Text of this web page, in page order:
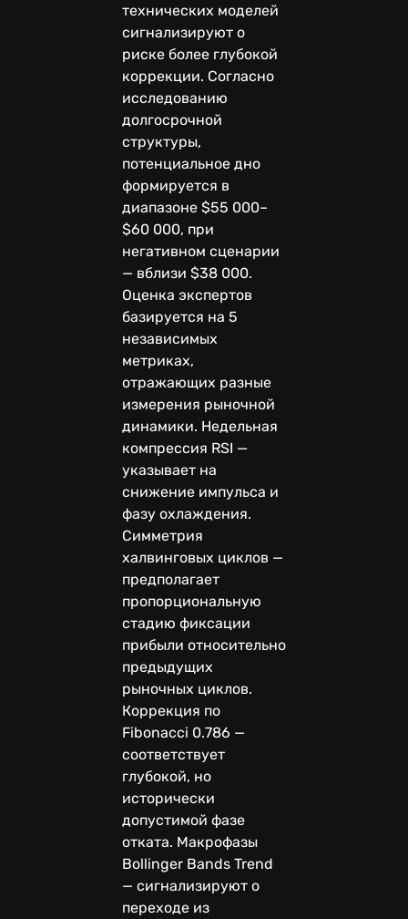
технических моделей
сигнализируют о
риске более глубокой
коррекции. Согласно
исследованию
долгосрочной
структуры,
потенциальное дно
формируется в
диапазоне $55 000–
$60 000, при
негативном сценарии
— вблизи $38 000.
Оценка экспертов
базируется на 5
независимых
метриках,
отражающих разные
измерения рыночной
динамики. Недельная
компрессия RSI —
указывает на
снижение импульса и
фазу охлаждения.
Симметрия
халвинговых циклов —
предполагает
пропорциональную
стадию фиксации
прибыли относительно
предыдущих
рыночных циклов.
Коррекция по
Fibonacci 0.786 —
соответствует
глубокой, но
исторически
допустимой фазе
отката. Макрофазы
Bollinger Bands Trend
— сигнализируют о
переходе из